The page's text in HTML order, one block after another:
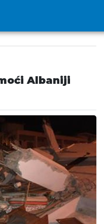
Albaniji